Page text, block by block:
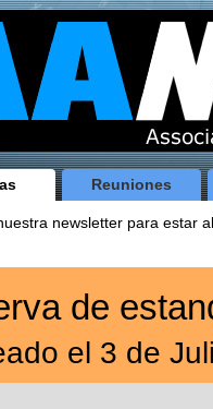
Reuniones
newsletter para estar
de
el 3 de